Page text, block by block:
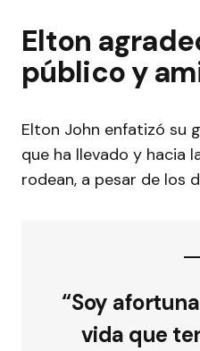
Elton
público y
Elton John enfatizó su
que ha llevado y hacia
rodean, a pesar de los
“Soy
vida que